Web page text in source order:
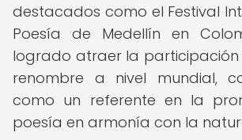
destacados como el Festival
Poesía de Medellín en
logrado atraer la
renombre a nivel mundial,
como un referente en la
poesía en armonía con la